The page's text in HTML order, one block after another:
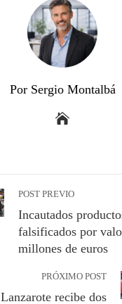
Por Sergio Montalbá
POST PREVIO
Incautados
falsificados por
millones de euros
PRÓXIMO POST
Lanzarote recibe dos